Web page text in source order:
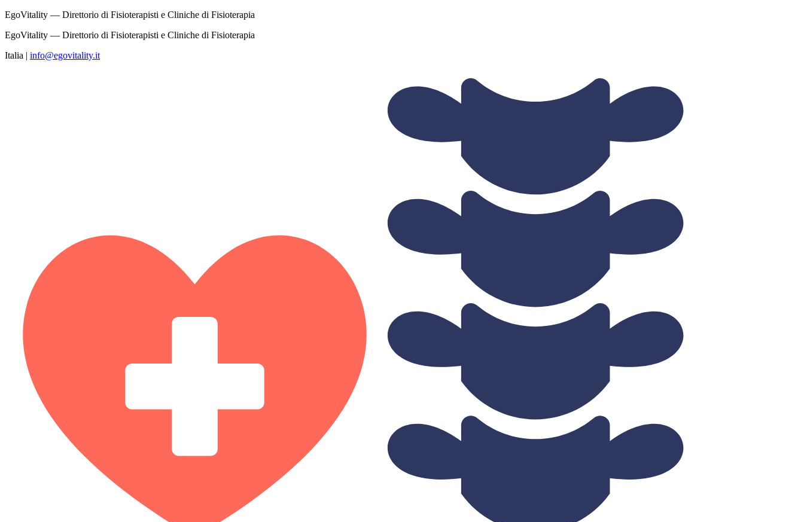
EgoVitality — Direttorio di Fisioterapisti e Cliniche di Fisioterapia
EgoVitality — Direttorio di Fisioterapisti e Cliniche di Fisioterapia
Italia | info@egovitality.it